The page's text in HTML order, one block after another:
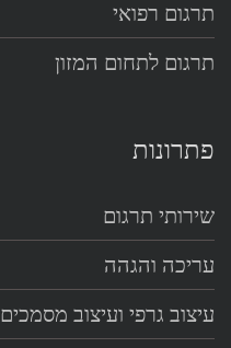
תרגום רפואי
תרגום לתחום המזון
פתרונות
שירותי תרגום
עריכה והגהה
עיצוב גרפי ועיצוב מסמכים